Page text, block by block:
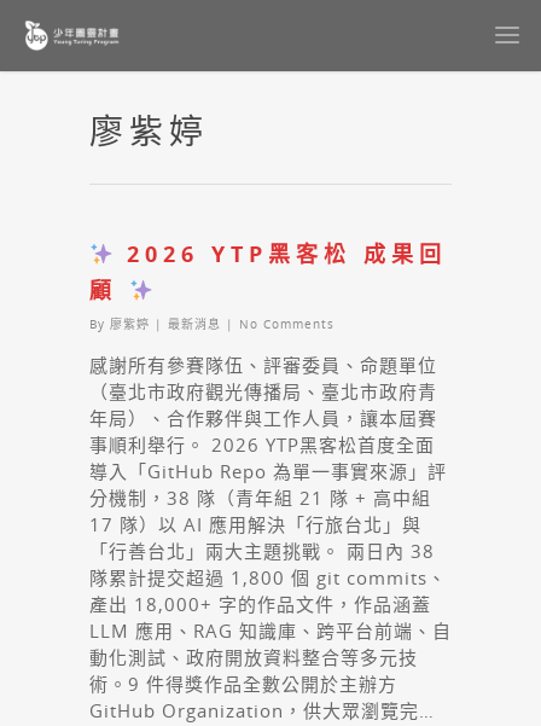
廖紫婷
2026 YTP黑客松 成果回
顧
By 廖紫婷 | 最新消息 | No Comments
感謝所有參賽隊伍、評審委員、命題單位
（臺北市政府觀光傳播局、臺北市政府青
年局）、合作夥伴與工作人員，讓本屆賽
事順利舉行。 2026 YTP黑客松首度全面
導入「GitHub Repo 為單一事實來源」評
分機制，38 隊（青年組 21 隊 + 高中組
17 隊）以 AI 應用解決「行旅台北」與
「行善台北」兩大主題挑戰。 兩日內 38
隊累計提交超過 1,800 個 git commits、
產出 18,000+ 字的作品文件，作品涵蓋
LLM 應用、RAG 知識庫、跨平台前端、自
動化測試、政府開放資料整合等多元技
術。9 件得獎作品全數公開於主辦方
GitHub Organization，供大眾瀏覽完…